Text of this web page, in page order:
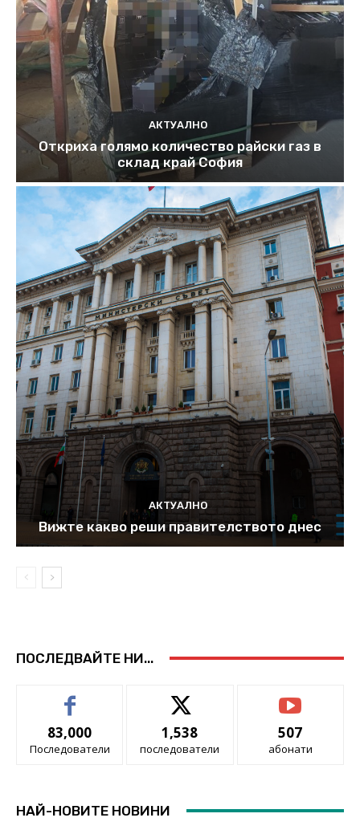
АКТУАЛНО
Откриха голямо количество райски газ в
склад край София
АКТУАЛНО
Вижте какво реши правителството днес
ПОСЛЕДВАЙТЕ НИ...
83,000
Последователи
1,538
последователи
507
абонати
НАЙ-НОВИТЕ НОВИНИ